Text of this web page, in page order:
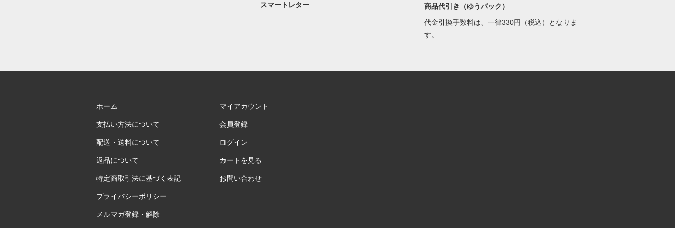
スマートレター
商品代引き（ゆうパック）
代金引換手数料は、一律330円（税込）となりま
す。
ホーム
支払い方法について
配送・送料について
返品について
特定商取引法に基づく表記
プライバシーポリシー
メルマガ登録・解除
マイアカウント
会員登録
ログイン
カートを見る
お問い合わせ